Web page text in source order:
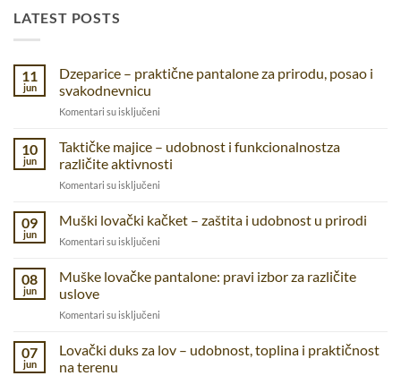
LATEST POSTS
11
jun
Dzeparice – praktične pantalone za prirodu, posao i
svakodnevnicu
Komentari su isključeni
praktične
pantalone
posao
10
jun
Taktičke majice – udobnost i funkcionalnostza
različite aktivnosti
Komentari su isključeni
majice
–
funkcionalnostza
09
jun
Muški lovački kačket – zaštita i udobnost u prirodi
Komentari su isključeni
lovački
kačket
udobnost
08
jun
Muške lovačke pantalone: pravi izbor za različite
uslove
Komentari su isključeni
lovačke
pantalone:
07
jun
Lovački duks za lov – udobnost, toplina i praktičnost
na terenu